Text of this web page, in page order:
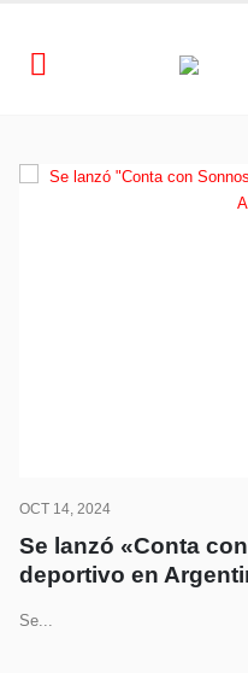
OCT 14, 2024
Se lanzó «Conta
deportivo en
Se...